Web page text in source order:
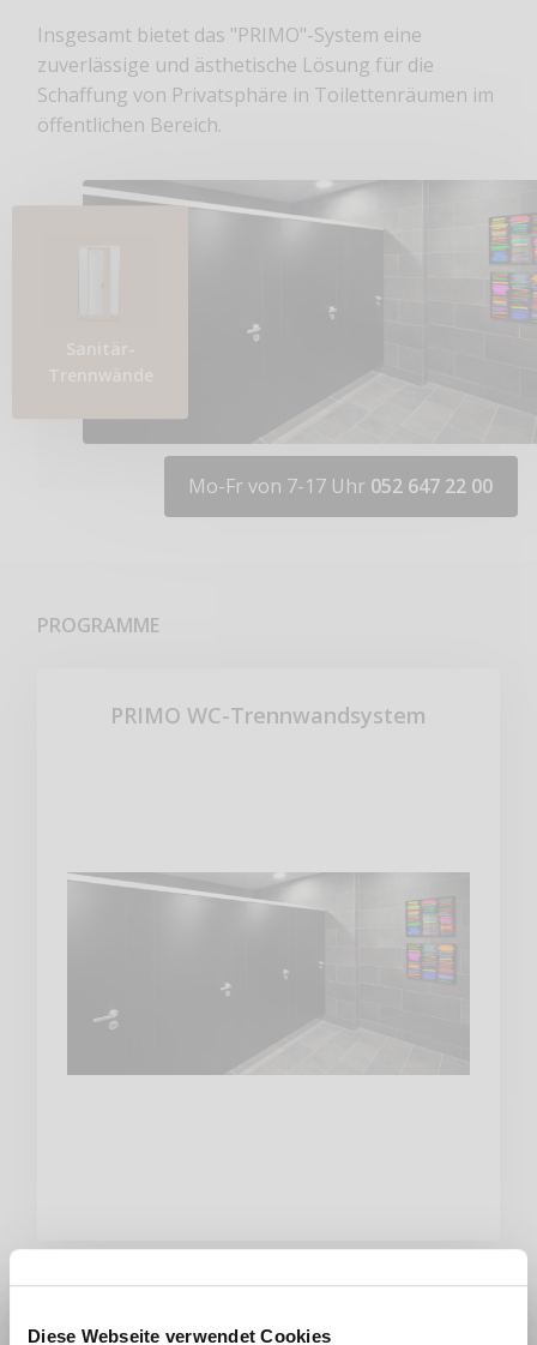
Diese Webseite verwendet Cookies
Insgesamt bietet das "PRIMO"-System eine
zuverlässige und ästhetische Lösung für die
Schaffung von Privatsphäre in Toilettenräumen im
öffentlichen Bereich.
Sanitär-
Trennwände
Mo-Fr von 7-17 Uhr 052 647 22 00
PROGRAMME
PRIMO WC-Trennwandsystem